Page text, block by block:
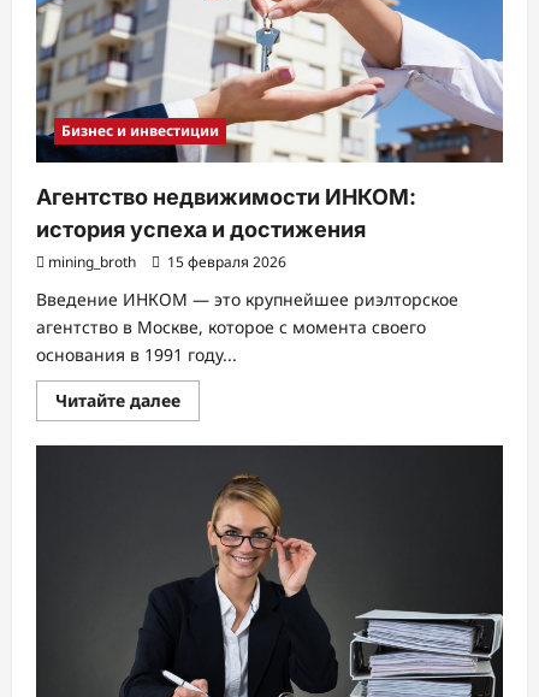
Бизнес и инвестиции
Агентство недвижимости ИНКОМ:
история успеха и достижения
mining_broth 15 февраля 2026
Введение ИНКОМ — это крупнейшее риэлторское
агентство в Москве, которое с момента своего
основания в 1991 году...
Читайте далееПрочитать
больше
Агентство
ИНКОМ:
история
успеха
достижения